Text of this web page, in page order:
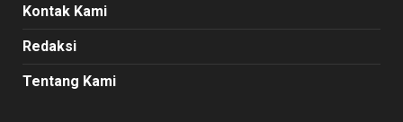
Kontak Kami
Redaksi
Tentang Kami